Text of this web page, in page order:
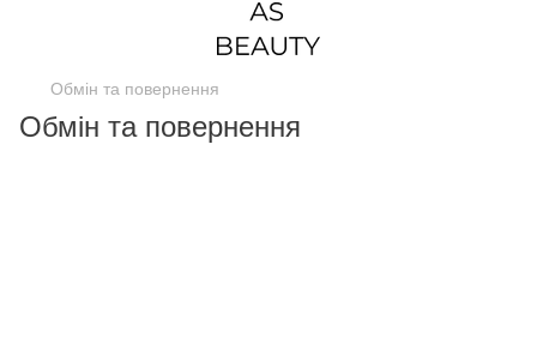
Обмін та повернення
Обмін та повернення